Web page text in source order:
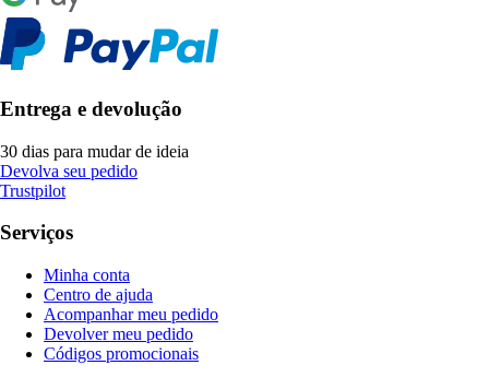
Entrega e devolução
30 dias para mudar de ideia
Devolva seu pedido
Trustpilot
Serviços
Minha conta
Centro de ajuda
Acompanhar meu pedido
Devolver meu pedido
Códigos promocionais